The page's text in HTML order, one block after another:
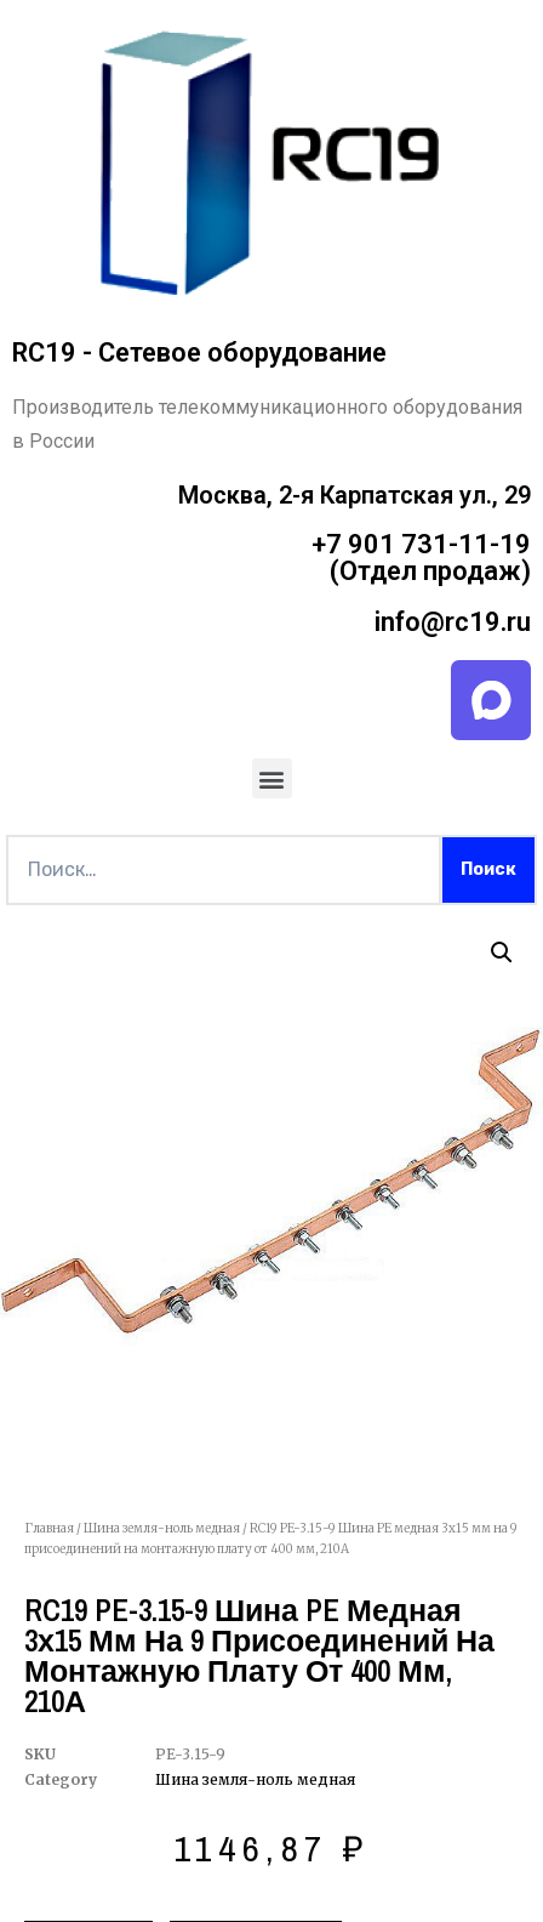
RC19 - Сетевое оборудование
Производитель телекоммуникационного оборудования
в России
Москва, 2-я Карпатская ул., 29
+7 901 731-11-19
(Отдел продаж)
info@rc19.ru
Главная /Шина земля-ноль медная / RC19 PE-3.15-9 Шина PE медная 3х15 мм на 9
присоединений на монтажную плату от 400 мм, 210А
RC19 PE-3.15-9 Шина PE Медная
3х15 Мм На 9 Присоединений На
Монтажную Плату От 400 Мм,
210А
SKU
PE-3.15-9
Category
Шина земля-ноль медная
1146,87 ₽